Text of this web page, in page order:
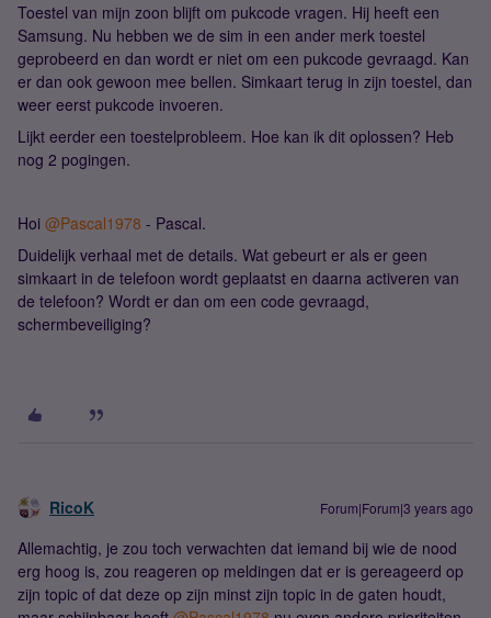
Toestel van mijn zoon blijft om pukcode vragen. Hij heeft een
Samsung. Nu hebben we de sim in een ander merk toestel
geprobeerd en dan wordt er niet om een pukcode gevraagd. Kan
er dan ook gewoon mee bellen. Simkaart terug in zijn toestel, dan
weer eerst pukcode invoeren.
Lijkt eerder een toestelprobleem. Hoe kan ik dit oplossen? Heb
nog 2 pogingen.
Hoi @Pascal1978 - Pascal.
Duidelijk verhaal met de details. Wat gebeurt er als er geen
simkaart in de telefoon wordt geplaatst en daarna activeren van
de telefoon? Wordt er dan om een code gevraagd,
schermbeveiliging?
RicoK Forum|Forum|3 years ago
Allemachtig, je zou toch verwachten dat iemand bij wie de nood
erg hoog is, zou reageren op meldingen dat er is gereageerd op
zijn topic of dat deze op zijn minst zijn topic in de gaten houdt,